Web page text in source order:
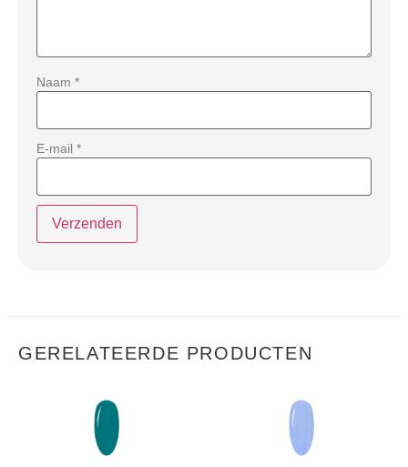
Naam *
E-mail *
GERELATEERDE PRODUCTEN